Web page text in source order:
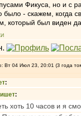
Фикуса, но и с
было - скажем, когда
который был виден
Вт 04 Июл 23, 20:01 (3 года
:
:
хоть 10 часов и я